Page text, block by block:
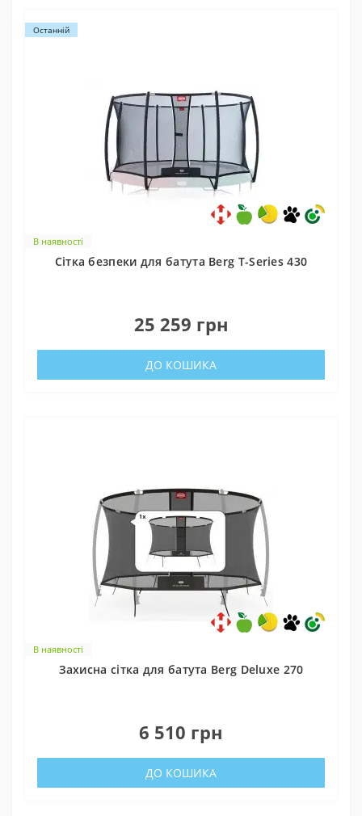
Останній
В наявності
Cітка безпеки для батута Berg T-Series 430
25 259 грн
ДО КОШИКА
В наявності
Захисна сітка для батута Berg Deluxe 270
6 510 грн
ДО КОШИКА